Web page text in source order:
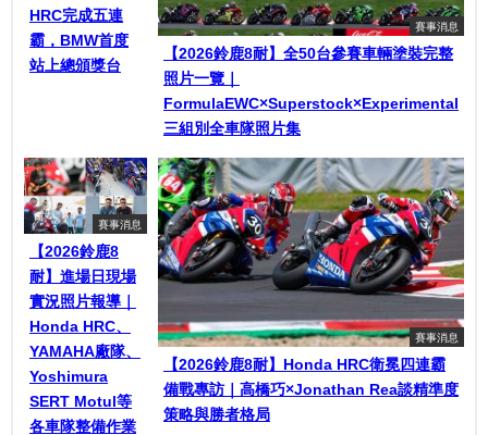
HRC完成五連
霸，BMW首度
站上總頒獎台
賽事消息
【2026鈴鹿8耐】全50台參賽車輛塗裝完整
照片一覽｜
FormulaEWC×Superstock×Experimental
三組別全車隊照片集
賽事消息
【2026鈴鹿8
耐】進場日現場
實況照片報導｜
Honda HRC、
YAMAHA廠隊、
Yoshimura
SERT Motul等
各車隊整備作業
賽事消息
【2026鈴鹿8耐】Honda HRC衛冕四連霸
備戰專訪｜高橋巧×Jonathan Rea談精準度
策略與勝者格局